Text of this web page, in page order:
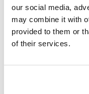
our social media,
may combine it with
provided to them or
of their services.
HM5600124
- Hackett London
- Tessuto piqué tinto in
- Presenta un ricamo
SPEDIZIONE E
Spedizione e
Consegna gratuita